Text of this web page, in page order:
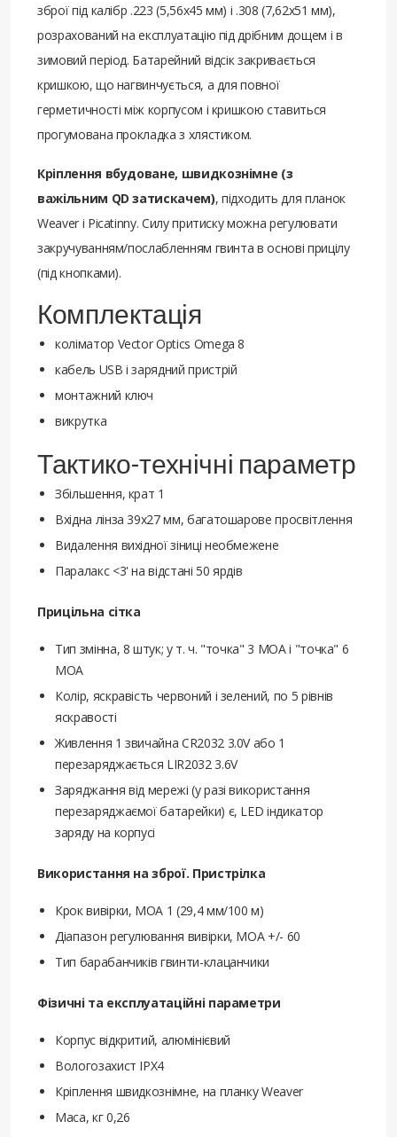
зброї під калібр .223 (5,56x45 мм) і .308 (7,62x51 мм),
розрахований на експлуатацію під дрібним дощем і в
зимовий період. Батарейний відсік закривається
кришкою, що нагвинчується, а для повної
герметичності між корпусом і кришкою ставиться
прогумована прокладка з хлястиком.
Кріплення вбудоване, швидкознімне (з
важільним QD затискачем), підходить для планок
Weaver і Picatinny. Силу притиску можна регулювати
закручуванням/послабленням гвинта в основі прицілу
(під кнопками).
Комплектація
коліматор Vector Optics Omega 8
кабель USB і зарядний пристрій
монтажний ключ
викрутка
Тактико-технічні параметр
Збільшення, крат 1
Вхідна лінза 39x27 мм, багатошарове просвітлення
Видалення вихідної зіниці необмежене
Паралакс <3' на відстані 50 ярдів
Прицільна сітка
Тип змінна, 8 штук; у т. ч. "точка" 3 MOA і "точка" 6
MOA
Колір, яскравість червоний і зелений, по 5 рівнів
яскравості
Живлення 1 звичайна CR2032 3.0V або 1
перезаряджається LIR2032 3.6V
Заряджання від мережі (у разі використання
перезаряджаємої батарейки) є, LED індикатор
заряду на корпусі
Використання на зброї. Пристрілка
Крок вивірки, MOA 1 (29,4 мм/100 м)
Діапазон регулювання вивірки, MOA +/- 60
Тип барабанчиків гвинти-клацанчики
Фізичні та експлуатаційні параметри
Корпус відкритий, алюмінієвий
Вологозахист IPX4
Кріплення швидкознімне, на планку Weaver
Маса, кг 0,26